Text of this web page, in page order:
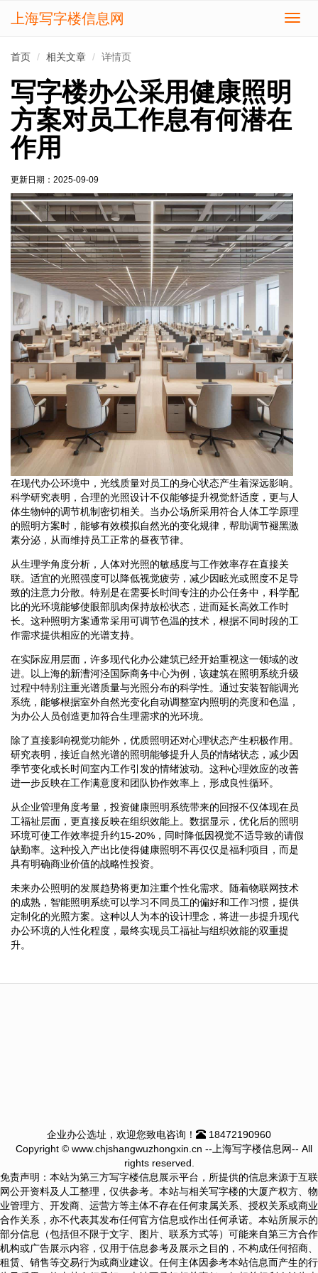
切
上海写字楼信息网
首页 相关文章 详情页
写字楼办公采用健康照明
方案对员工作息有何潜在
作用
更新日期： 2025-09-09
在现代办公环境中，光线质量对员工的身心状态产生着深远影响。
科学研究表明，合理的光照设计不仅能够提升视觉舒适度，更与人
体生物钟的调节机制密切相关。当办公场所采用符合人体工学原理
的照明方案时，能够有效模拟自然光的变化规律，帮助调节褪黑激
素分泌，从而维持员工正常的昼夜节律。
从生理学角度分析，人体对光照的敏感度与工作效率存在直接关
联。适宜的光照强度可以降低视觉疲劳，减少因眩光或照度不足导
致的注意力分散。特别是在需要长时间专注的办公任务中，科学配
比的光环境能够使眼部肌肉保持放松状态，进而延长高效工作时
长。这种照明方案通常采用可调节色温的技术，根据不同时段的工
作需求提供相应的光谱支持。
在实际应用层面，许多现代化办公建筑已经开始重视这一领域的改
进。以上海的新漕河泾国际商务中心为例，该建筑在照明系统升级
过程中特别注重光谱质量与光照分布的科学性。通过安装智能调光
系统，能够根据室外自然光变化自动调整室内照明的亮度和色温，
为办公人员创造更加符合生理需求的光环境。
除了直接影响视觉功能外，优质照明还对心理状态产生积极作用。
研究表明，接近自然光谱的照明能够提升人员的情绪状态，减少因
季节变化或长时间室内工作引发的情绪波动。这种心理效应的改善
进一步反映在工作满意度和团队协作效率上，形成良性循环。
从企业管理角度考量，投资健康照明系统带来的回报不仅体现在员
工福祉层面，更直接反映在组织效能上。数据显示，优化后的照明
环境可使工作效率提升约15-20%，同时降低因视觉不适导致的请假
缺勤率。这种投入产出比使得健康照明不再仅仅是福利项目，而是
具有明确商业价值的战略性投资。
未来办公照明的发展趋势将更加注重个性化需求。随着物联网技术
的成熟，智能照明系统可以学习不同员工的偏好和工作习惯，提供
定制化的光照方案。这种以人为本的设计理念，将进一步提升现代
办公环境的人性化程度，最终实现员工福祉与组织效能的双重提
升。
企业办公选址，欢迎您致电咨询！
18472190960
Copyright © www.chjshangwuzhongxin.cn --上海写字楼信息网-- All
rights reserved.
免责声明：本站为第三方写字楼信息展示平台，所提供的信息来源于互联
网公开资料及人工整理，仅供参考。本站与相关写字楼的大厦产权方、物
业管理方、开发商、运营方等主体不存在任何隶属关系、授权关系或商业
合作关系，亦不代表其发布任何官方信息或作出任何承诺。本站所展示的
部分信息（包括但不限于文字、图片、联系方式等）可能来自第三方合作
机构或广告展示内容，仅用于信息参考及展示之目的，不构成任何招商、
租赁、销售等交易行为或商业建议。任何主体因参考本站信息而产生的行